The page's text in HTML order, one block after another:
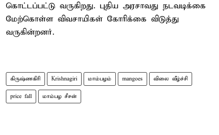
கொட்டப்பட்டு வருகிறது. புதிய அரசாவது நடவடிக்கை
மேற்கொள்ள விவசாயிகள் கோரிக்கை விடுத்து
வருகின்றனர்.
கிருஷ்ணகிரி Krishnagiri மாம்பழம் mangoes விலை வீழ்ச்சி
price fall மாம்பழ சீசன்